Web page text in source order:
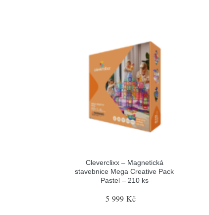
Cleverclixx – Magnetická
stavebnice Mega Creative Pack
Pastel – 210 ks
5 999 Kč